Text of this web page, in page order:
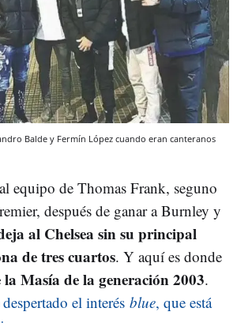
Balde y Fermín López cuando eran canteranos
equipo de Thomas Frank, seguno
después de ganar a Burnley y
al Chelsea sin su principal
de tres cuartos. Y aquí es donde
Masía de la generación 2003.
el interés blue, que está